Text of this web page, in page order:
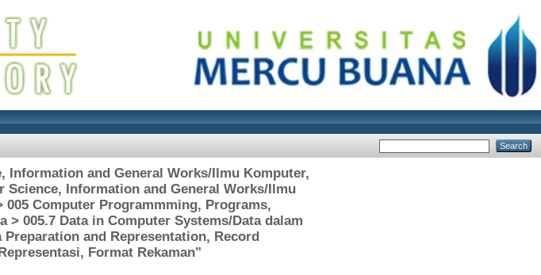
Information and General Works/Ilmu Komputer,
Science, Information and General Works/Ilmu
Computer Programmming, Programs,
> 005.7 Data in Computer Systems/Data dalam
and Representation, Record
Format Rekaman"